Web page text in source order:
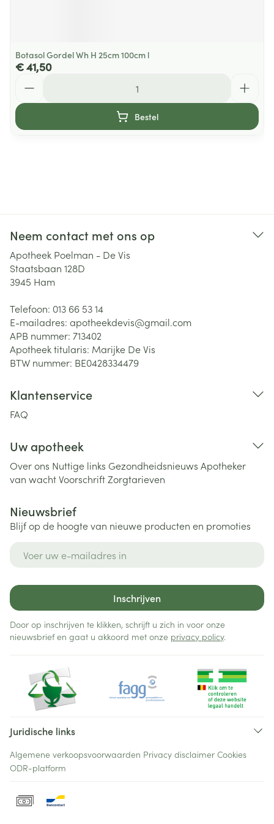
Botasol Gordel Wh H 25cm 100cm l
€ 41,50
Bestel
Neem contact met ons op
Apotheek Poelman - De Vis
Staatsbaan 128D
3945 Ham
Telefoon: 013 66 53 14
E-mailadres: apotheekdevis@gmail.com
APB nummer: 713402
Apotheek titularis: Marijke De Vis
BTW nummer: BE0428334479
Klantenservice
FAQ
Uw apotheek
Over ons Nuttige links Gezondheidsnieuws Apotheker
van wachtVoorschriftZorgtarieven
Nieuwsbrief
Blijf op de hoogte van nieuwe producten en promoties
Inschrijven
Door op inschrijven te klikken, schrijft u zich in voor onze
nieuwsbrief en gaat u akkoord met onze privacy policy.
Juridische links
Algemene verkoopsvoorwaarden Privacy disclaimer Cookies
ODR-platform